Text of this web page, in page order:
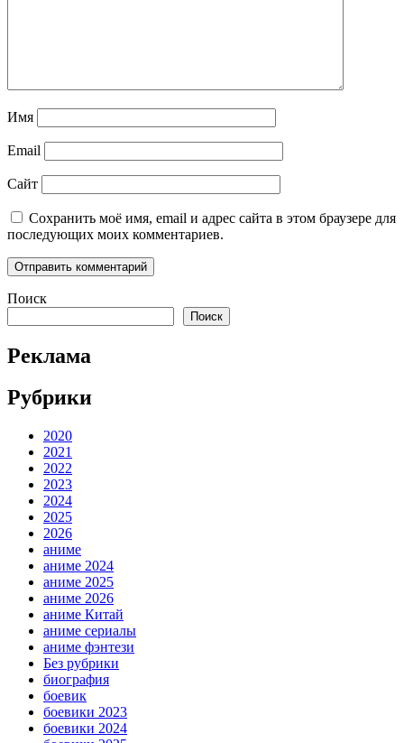
Имя
Email
Сайт
Сохранить моё имя, email и адрес сайта в этом браузере для
последующих моих комментариев.
Поиск
Поиск
Реклама
Рубрики
2020
2021
2022
2023
2024
2025
2026
аниме
аниме 2024
аниме 2025
аниме 2026
аниме Китай
аниме сериалы
аниме фэнтези
Без рубрики
биография
боевик
боевики 2023
боевики 2024